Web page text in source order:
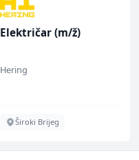
Električar (m/ž)
Hering
Široki Brijeg